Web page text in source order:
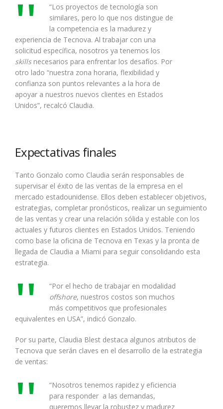
“Los proyectos de tecnología son
similares, pero lo que nos distingue de
la competencia es la madurez y
experiencia de Tecnova. Al trabajar con una
solicitud específica, nosotros ya tenemos los
skillsnecesarios para enfrentar los desafíos. Por
otro lado “nuestra zona horaria, flexibilidad y
confianza son puntos relevantes a la hora de
apoyar a nuestros nuevos clientes en Estados
Unidos”, recalcó Claudia.
Expectativas finales
Tanto Gonzalo como Claudia serán responsables de
supervisar el éxito de las ventas de la empresa en el
mercado estadounidense. Ellos deben establecer objetivos,
estrategias, completar pronósticos, realizar un seguimiento
de las ventas y crear una relación sólida y estable con los
actuales y futuros clientes en Estados Unidos. Teniendo
como base la oficina de Tecnova en Texas y la pronta de
llegada de Claudia a Miami para seguir consolidando esta
estrategia.
“Por el hecho de trabajar en modalidad
offshore, nuestros costos son muchos
más competitivos que profesionales
equivalentes en USA”, indicó Gonzalo.
Por su parte, Claudia Blest destaca algunos atributos de
Tecnova que serán claves en el desarrollo de la estrategia
de ventas:
“Nosotros tenemos rapidez y eficiencia
para responder a las demandas,
queremos llevar la robustez y madurez